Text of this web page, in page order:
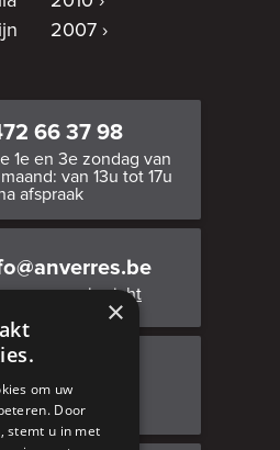
2007
66 37 98
1e en 3e zondag van
van 13u tot 17u
afspraak
ons een bericht
×
om uw
Door
stemt u in met